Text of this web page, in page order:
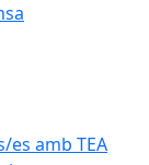
es amb TEA